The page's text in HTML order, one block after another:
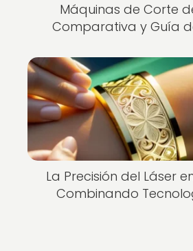
Máquinas de Corte
Comparativa y Guía
La Precisión del Láser
Combinando